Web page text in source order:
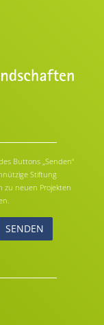
Buttons „Senden“
Stiftung
zu neuen Projekten